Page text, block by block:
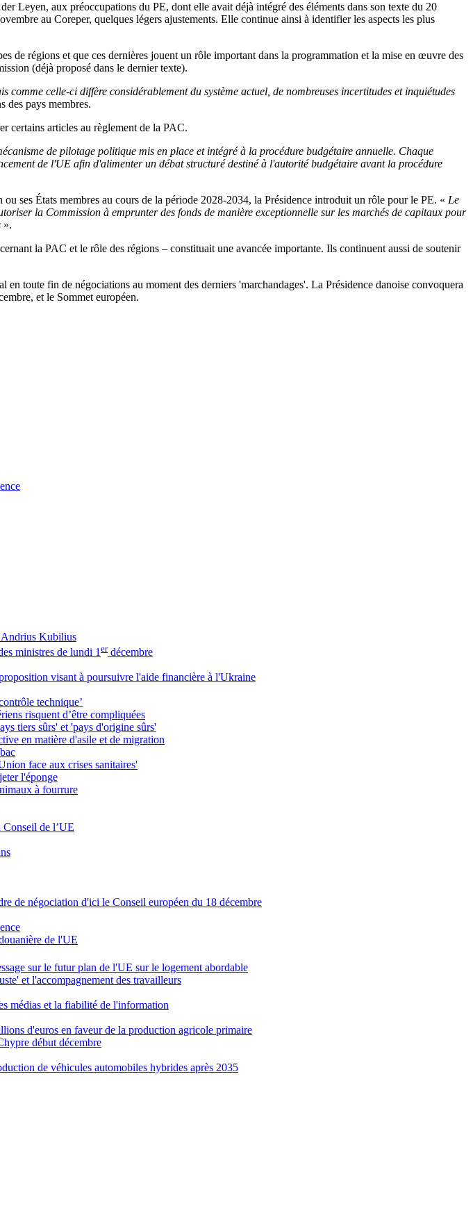
Leyen, aux préoccupations du PE, dont elle avait déjà intégré des éléments dans son texte du 20
au Coreper, quelques légers ajustements. Elle continue ainsi à identifier les aspects les plus
de régions et que ces dernières jouent un rôle important dans la programmation et la mise en œuvre des
(déjà proposé dans le dernier texte).
celle-ci diffère considérablement du système actuel, de nombreuses incertitudes et inquiétudes
des pays membres.
certains articles au règlement de la PAC.
de pilotage politique mis en place et intégré à la procédure budgétaire annuelle. Chaque
de l'UE afin d'alimenter un débat structuré destiné à l'autorité budgétaire avant la procédure
ses États membres au cours de la période 2028-2034, la Présidence introduit un rôle pour le PE. « Le
la Commission à emprunter des fonds de manière exceptionnelle sur les marchés de capitaux pour
».
la PAC et le rôle des régions – constituait une avancée importante. Ils continuent aussi de soutenir
toute fin de négociations au moment des derniers 'marchandages'. La Présidence danoise convoquera
et le Sommet européen.
Andrius Kubilius
ministres de lundi 1 erdécembre
visant à poursuivre l'aide financière à l'Ukraine
technique’
risquent d’être compliquées
tiers sûrs' et 'pays d'origine sûrs'
en matière d'asile et de migration
face aux crises sanitaires'
l'éponge
à fourrure
de l’UE
de négociation d'ici le Conseil européen du 18 décembre
de l'UE
sur le futur plan de l'UE sur le logement abordable
et l'accompagnement des travailleurs
médias et la fiabilité de l'information
d'euros en faveur de la production agricole primaire
début décembre
de véhicules automobiles hybrides après 2035